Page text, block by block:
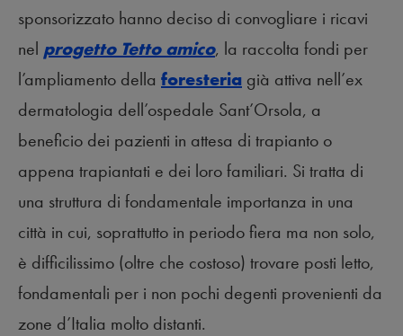
sponsorizzato hanno deciso di convogliare i ricavi
nel progetto Tetto amico, la raccolta fondi per
l’ampliamento della foresteria già attiva nell’ex
dermatologia dell’ospedale Sant’Orsola, a
beneficio dei pazienti in attesa di trapianto o
appena trapiantati e dei loro familiari. Si tratta di
una struttura di fondamentale importanza in una
città in cui, soprattutto in periodo fiera ma non solo,
è difficilissimo (oltre che costoso) trovare posti letto,
fondamentali per i non pochi degenti provenienti da
zone d’Italia molto distanti.